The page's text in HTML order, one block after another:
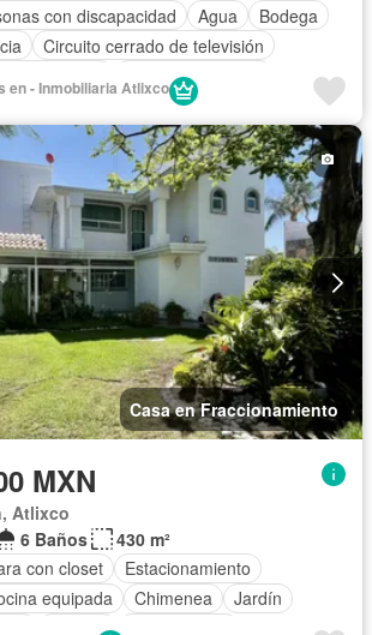
con discapacidad
Agua
Bodega
Circuito cerrado de televisión
Cuarto de servicio
Internet
con closet
Sala polivalente
por cable Wifi
Zonas verdes
en - Inmobiliaria Atlixco
Casa en Fraccionamiento
MXN
Atlixco
6 Baños
430 m²
con closet
Estacionamiento
equipada Chimenea
Jardín
Terraza